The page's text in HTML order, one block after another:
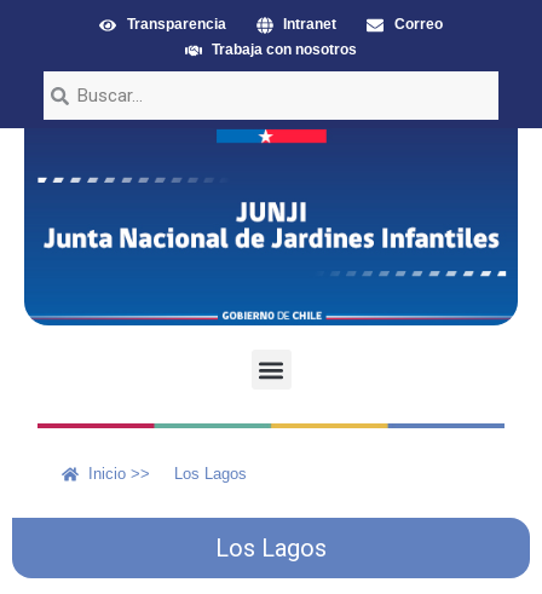
Transparencia Intranet
Correo
Trabaja con nosotros
Inicio >> Los Lagos
Los Lagos